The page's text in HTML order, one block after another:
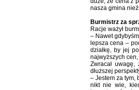
nasza gmina
Burmistrz za
Racje ważył
– Nawet
lepsza cena –
działkę, by jej
najwyższych
Zwracał
dłuższej
– Jestem za tym,
nikt nie wie,